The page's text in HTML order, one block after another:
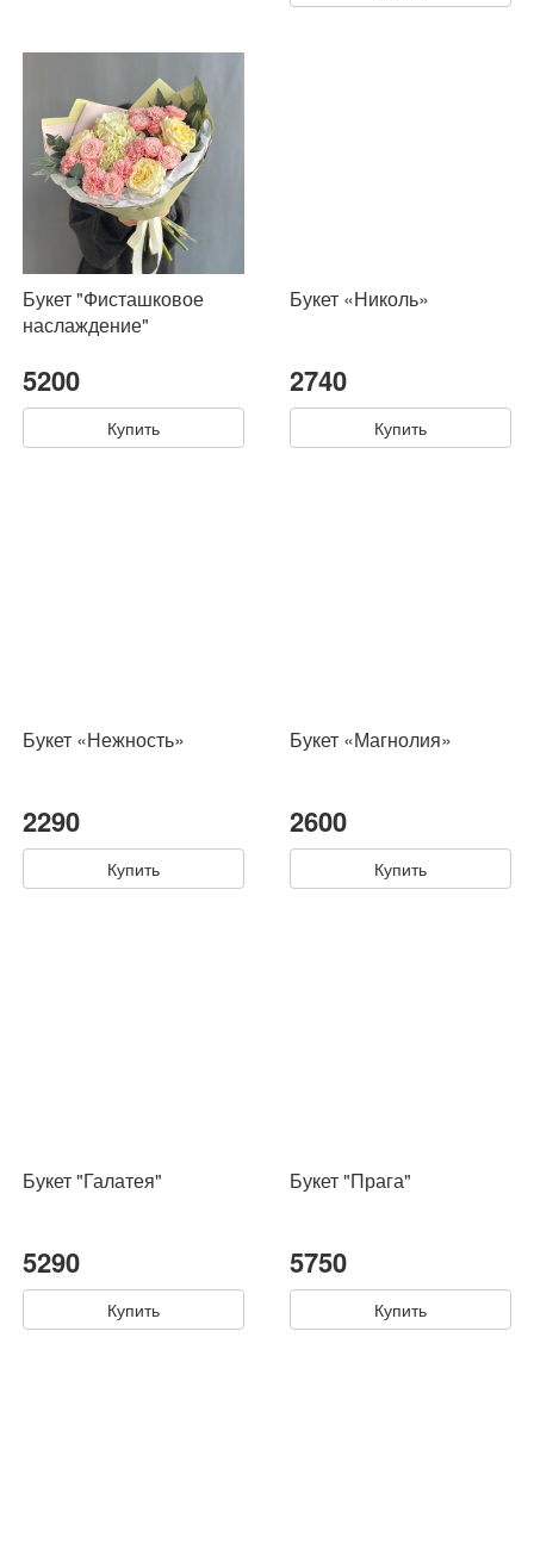
Букет "Фисташковое
наслаждение"
5200
Купить
Букет «Николь»
2740
Купить
Букет «Нежность»
2290
Купить
Букет «Магнолия»
2600
Купить
Букет "Галатея"
5290
Купить
Букет "Прага"
5750
Купить